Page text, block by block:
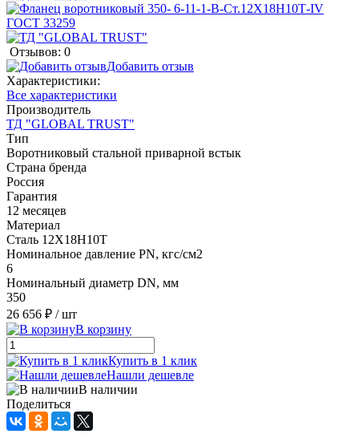
Отзывов: 0
Добавить отзыв
Характеристики:
Все характеристики
Производитель
ТД "GLOBAL TRUST"
Тип
Воротниковый стальной приварной встык
Страна бренда
Россия
Гарантия
12 месяцев
Материал
Сталь 12Х18Н10Т
Номинальное давление PN, кгс/см2
6
Номинальный диаметр DN, мм
350
26 656 ₽ / шт
В корзину
Купить в 1 клик
Нашли дешевле
В наличии
Поделиться